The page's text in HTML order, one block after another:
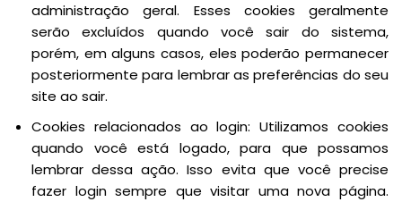
administração geral. Esses cookies geralmente
serão excluídos quando você sair do sistema,
porém, em alguns casos, eles poderão permanecer
posteriormente para lembrar as preferências do seu
site ao sair.
Cookies relacionados ao login: Utilizamos cookies
quando você está logado, para que possamos
lembrar dessa ação. Isso evita que você precise
fazer login sempre que visitar uma nova página.